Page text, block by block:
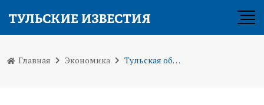
Главная Экономика Тульская область получит ещё 19 млн рублей на зарплаты медикам